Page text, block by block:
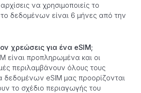
να χρησιμοποιείς το
δεδομένων είναι 6 μήνες από την
χρεώσεις για ένα eSIM;
είναι προπληρωμένα και οι
περιλαμβάνουν όλους τους
δεδομένων eSIM μας προορίζονται
το σχέδιο περιαγωγής του